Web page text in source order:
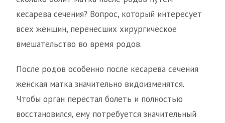
кесарева сечения? Вопрос, который интересует
всех женщин, перенесших хирургическое
вмешательство во время родов.
После родов особенно после кесарева сечения
женская матка значительно видоизменятся.
Чтобы орган перестал болеть и полностью
восстановился, ему потребуется значительный